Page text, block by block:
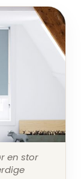
en stor